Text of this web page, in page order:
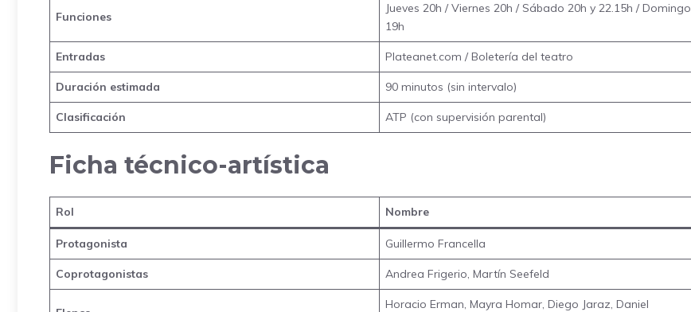
Funciones
Jueves 20h / Viernes 20h / Sábado 20h y 22.15h / Domingo
19h
Entradas Plateanet.com / Boletería del teatro
Duración estimada 90 minutos (sin intervalo)
Clasificación ATP (con supervisión parental)
Ficha técnico-artística
Rol Nombre
Protagonista Guillermo Francella
Coprotagonistas Andrea Frigerio, Martín Seefeld
Horacio Erman, Mayra Homar, Diego Jaraz, Daniel